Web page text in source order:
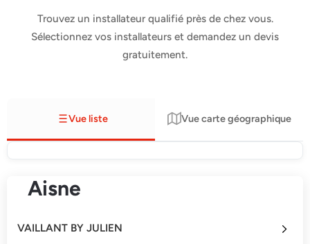
Trouvez un installateur qualifié près de chez vous.
Sélectionnez vos installateurs et demandez un devis
gratuitement.
Vue liste Vue carte géographique
Aisne
VAILLANT BY JULIEN